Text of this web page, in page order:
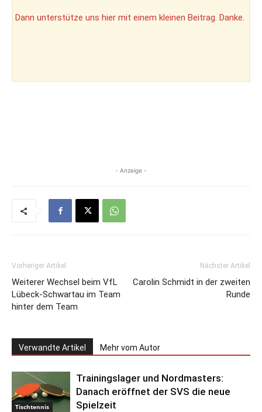
Dann unterstütze uns hier mit einem kleinen Beitrag. Danke.
- Anzeige -
Vorheriger Artikel
Weiterer Wechsel beim VfL
Lübeck-Schwartau im Team
hinter dem Team
Nächster Artikel
Carolin Schmidt in der zweiten
Runde
Verwandte Artikel Mehr vom Autor
Tischtennis
Trainingslager und Nordmasters:
Danach eröffnet der SVS die neue
Spielzeit